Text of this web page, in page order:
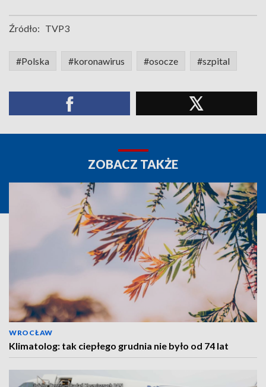
Źródło: TVP3
#Polska #koronawirus #osocze #szpital
ZOBACZ TAKŻE
WROCŁAW
Klimatolog: tak ciepłego grudnia nie było od 74 lat